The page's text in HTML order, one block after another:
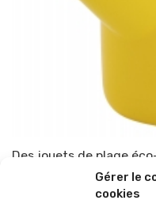
Gérer le
cookies
Des jouets de plage
TOP-PARENTS 31